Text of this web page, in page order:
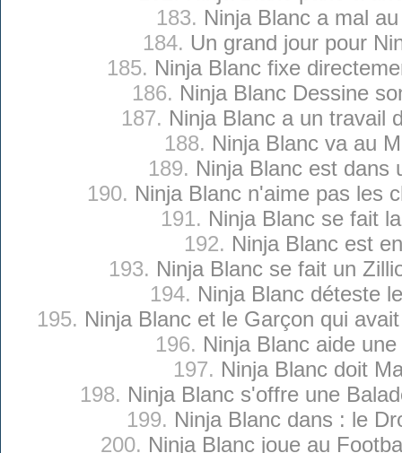
183. Ninja Blanc a mal
184. Un grand jour pour
185. Ninja Blanc fixe
186. Ninja Blanc Dessine
187. Ninja Blanc a un travail
188. Ninja Blanc va au
189. Ninja Blanc est dans
190. Ninja Blanc n'aime pas les
191. Ninja Blanc se fait
192. Ninja Blanc est
193. Ninja Blanc se fait un
194. Ninja Blanc déteste
195. Ninja Blanc et le Garçon qui
196. Ninja Blanc aide
197. Ninja Blanc doit
198. Ninja Blanc s'offre une
199. Ninja Blanc dans : le
200. Ninja Blanc joue au